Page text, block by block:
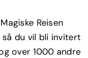
Reisen
så du vil bli invitert
over 1000 andre